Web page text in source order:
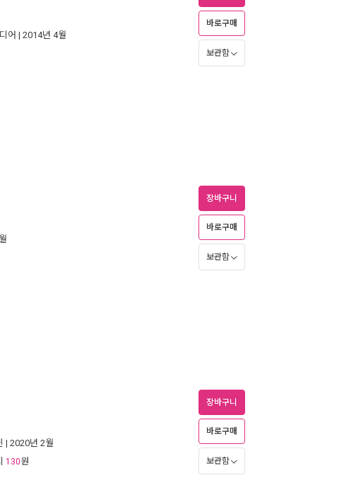
어 | 2014년 4월
바로구매
보관함
장바구니
바로구매
보관함
| 2020년 2월
130원
장바구니
바로구매
보관함